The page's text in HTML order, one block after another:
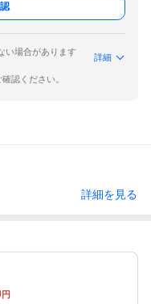
い場合があります
詳細
認ください。
詳細を見る
円